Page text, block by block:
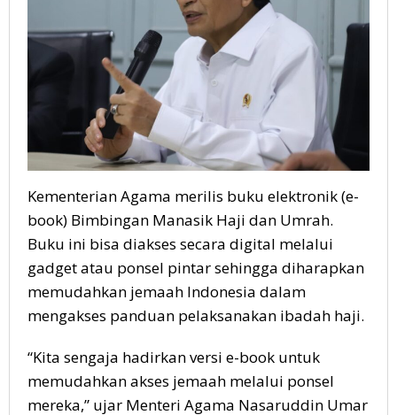
Kementerian Agama merilis buku elektronik (e-
book) Bimbingan Manasik Haji dan Umrah.
Buku ini bisa diakses secara digital melalui
gadget atau ponsel pintar sehingga diharapkan
memudahkan jemaah Indonesia dalam
mengakses panduan pelaksanakan ibadah haji.
“Kita sengaja hadirkan versi e-book untuk
memudahkan akses jemaah melalui ponsel
mereka,” ujar Menteri Agama Nasaruddin Umar